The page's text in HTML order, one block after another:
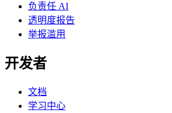
负责任 AI
透明度报告
举报滥用
开发者
文档
学习中心